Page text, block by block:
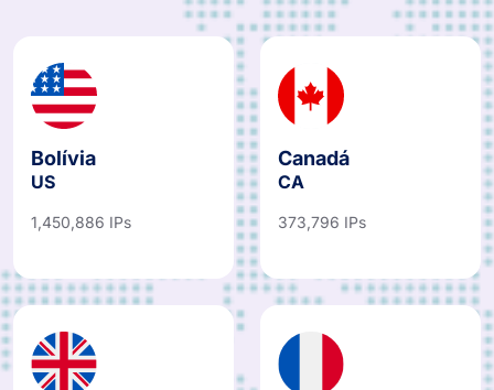
Bolívia
US
1,450,886 IPs
Canadá
CA
373,796 IPs